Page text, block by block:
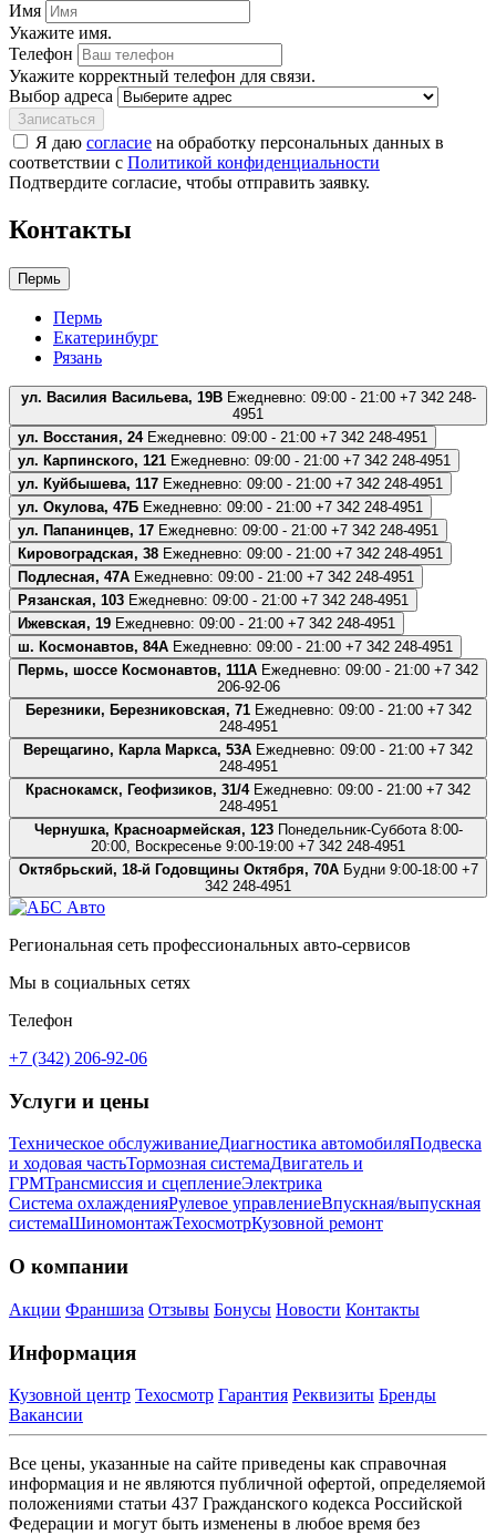
Имя
Укажите имя.
Телефон
Укажите корректный телефон для связи.
Выбор адреса
Записаться
Я даю согласие на обработку персональных данных в
соответствии с Политикой конфиденциальности
Подтвердите согласие, чтобы отправить заявку.
Контакты
Пермь
Пермь
Екатеринбург
Рязань
ул. Василия Васильева, 19ВЕжедневно: 09:00 - 21:00+7 342 248-
4951
ул. Восстания, 24Ежедневно: 09:00 - 21:00 +7 342 248-4951
ул. Карпинского, 121 Ежедневно: 09:00 - 21:00 +7 342 248-4951
ул. Куйбышева, 117 Ежедневно: 09:00 - 21:00 +7 342 248-4951
ул. Окулова, 47Б Ежедневно: 09:00 - 21:00 +7 342 248-4951
ул. Папанинцев, 17 Ежедневно: 09:00 - 21:00 +7 342 248-4951
Кировоградская, 38 Ежедневно: 09:00 - 21:00 +7 342 248-4951
Подлесная, 47А Ежедневно: 09:00 - 21:00 +7 342 248-4951
Рязанская, 103 Ежедневно: 09:00 - 21:00 +7 342 248-4951
Ижевская, 19 Ежедневно: 09:00 - 21:00 +7 342 248-4951
ш. Космонавтов, 84А Ежедневно: 09:00 - 21:00 +7 342 248-4951
Пермь, шоссе Космонавтов, 111А Ежедневно: 09:00 - 21:00 +7 342
206-92-06
Березники, Березниковская, 71Ежедневно: 09:00 - 21:00+7 342
248-4951
Верещагино, Карла Маркса, 53А Ежедневно: 09:00 - 21:00 +7 342
248-4951
Краснокамск, Геофизиков, 31/4Ежедневно: 09:00 - 21:00 +7 342
248-4951
Чернушка, Красноармейская, 123Понедельник-Суббота 8:00-
20:00, Воскресенье 9:00-19:00 +7 342 248-4951
Октябрьский, 18-й Годовщины Октября, 70АБудни 9:00-18:00+7
342 248-4951
Региональная сеть профессиональных авто-сервисов
Мы в социальных сетях
Телефон
+7 (342) 206-92-06
Услуги и цены
Техническое обслуживаниеДиагностика автомобиляПодвеска
и ходовая частьТормозная системаДвигатель и
ГРМТрансмиссия и сцеплениеЭлектрика
Система охлажденияРулевое управлениеВпускная/выпускная
системаШиномонтажТехосмотрКузовной ремонт
О компании
Акции Франшиза Отзывы Бонусы Новости Контакты
Информация
Кузовной центр Техосмотр Гарантия Реквизиты Бренды
Вакансии
Все цены, указанные на сайте приведены как справочная
информация и не являются публичной офертой, определяемой
положениями статьи 437 Гражданского кодекса Российской
Федерации и могут быть изменены в любое время без